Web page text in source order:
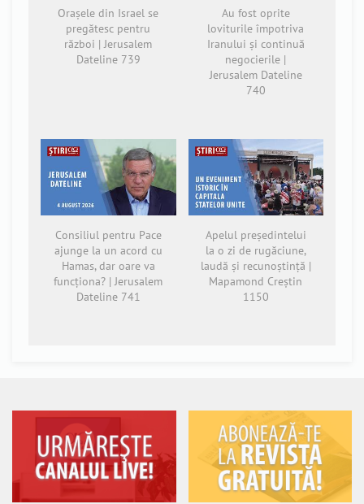
Orașele din Israel se
pregătesc pentru
război | Jerusalem
Dateline 739
Au fost oprite
loviturile împotriva
Iranului și continuă
negocierile |
Jerusalem Dateline
740
Consiliul pentru Pace
ajunge la un acord cu
Hamas, dar oare va
funcționa? | Jerusalem
Dateline 741
Apelul președintelui
la o zi de rugăciune,
laudă și recunoștință |
Mapamond Creștin
1150